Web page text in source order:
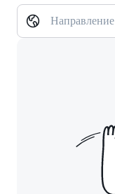
Направление